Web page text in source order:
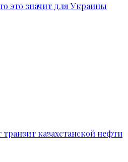
это значит для Украины
казахстанской нефти